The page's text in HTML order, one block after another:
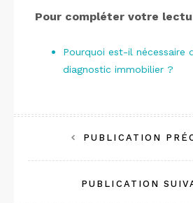
Pour compléter votre
Pourquoi est-il nécessaire
diagnostic immobilier ?
Navigation
de
l’article
PUBLICATION
PUBLICATION